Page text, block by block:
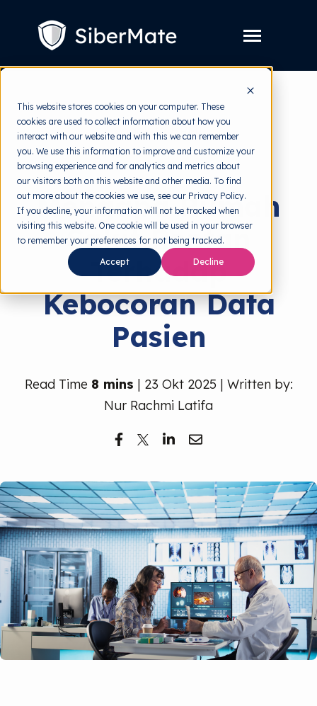
This website stores cookies on your computer. These
cookies are used to collect information about how you
interact with our website and with this we can remember
you. We use this information to improve and customize your
browsing experience and for analytics and metrics about
our visitors both on this website and other media. To find
out more about the cookies we use, see our Privacy Policy.
If you decline, your information will not be tracked when
visiting this website. One cookie will be used in your browser
to remember your preferences for not being tracked.
Accept Decline
Toggle
children
for
Layanan
Harga
Resources Toggle
children
for
Resources
Tools Gratis Toggle
children
for
Tools
Gratis
Tentang
Coba Gratis
back to HRMI
Data Breach
Mengapa Rumah
Sakit Rentan
Terhadap
Kebocoran Data
Pasien
Read Time 8 mins | 23 Okt 2025 | Written by:
Nur Rachmi Latifa